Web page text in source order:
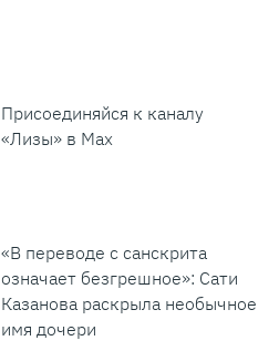
Присоединяйся к каналу
«Лизы» в Max
«В переводе с санскрита
означает безгрешное»: Сати
Казанова раскрыла необычное
имя дочери